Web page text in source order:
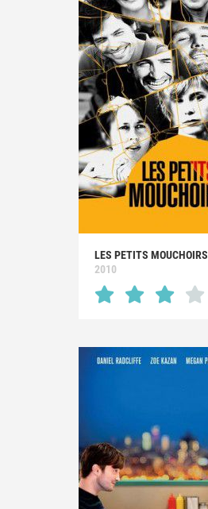
LES PETITS MOUCHOIRS
2010